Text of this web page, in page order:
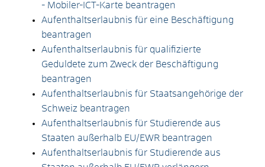
- Mobiler-ICT-Karte beantragen
Aufenthaltserlaubnis für eine Beschäftigung
beantragen
Aufenthaltserlaubnis für qualifizierte
Geduldete zum Zweck der Beschäftigung
beantragen
Aufenthaltserlaubnis für Staatsangehörige der
Schweiz beantragen
Aufenthaltserlaubnis für Studierende aus
Staaten außerhalb EU/EWR beantragen
Aufenthaltserlaubnis für Studierende aus